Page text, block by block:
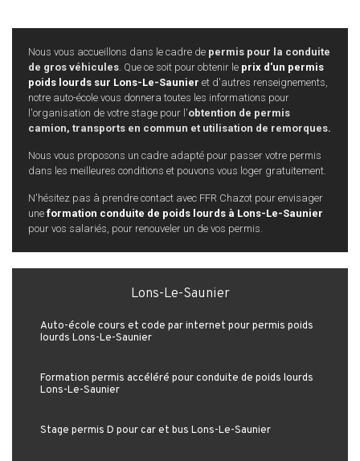
Nous vous accueillons dans le cadre de permis pour la conduite
de gros véhicules . Que ce soit pour obtenir le prix d'un permis
poids lourds sur Lons-Le-Saunier et d'autres renseignements,
notre auto-école vous donnera toutes les informations pour
l'organisation de votre stage pour l'obtention de permis
camion, transports en commun et utilisation de remorques.
Nous vous proposons un cadre adapté pour passer votre permis
dans les meilleures conditions et pouvons vous loger gratuitement.
N'hésitez pas à prendre contact avec FFR Chazot pour envisager
une formation conduite de poids lourds à Lons-Le-Saunier
pour vos salariés, pour renouveler un de vos permis.
Lons-Le-Saunier
Auto-école cours et code par internet pour permis poids
lourds Lons-Le-Saunier
Formation permis accéléré pour conduite de poids lourds
Lons-Le-Saunier
Stage permis D pour car et bus Lons-Le-Saunier